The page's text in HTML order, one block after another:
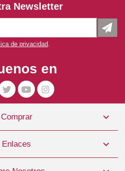
Stream 5,6kg TOW9748
35,99 €
COMPRAR
Newsletter
de privacidad
en
Comprar 
Enlaces 